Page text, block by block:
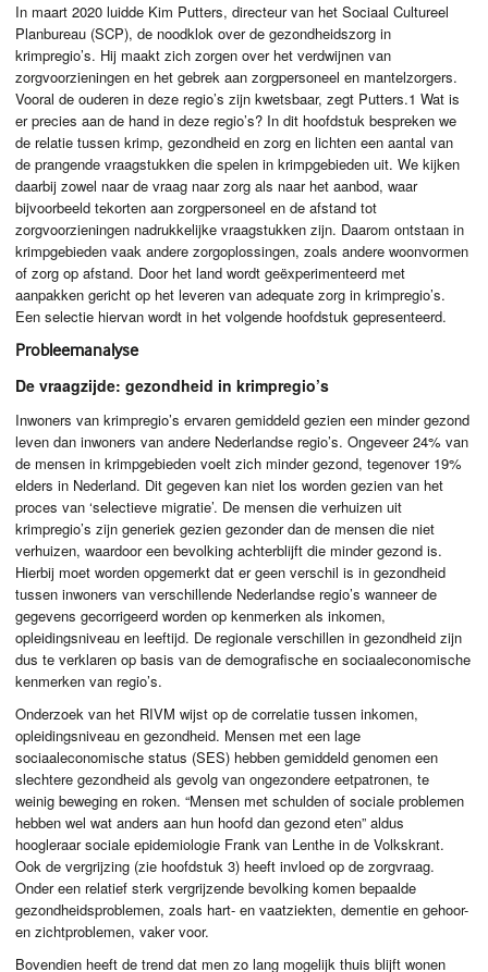
In maart 2020 luidde Kim Putters, directeur van het Sociaal Cultureel
Planbureau (SCP), de noodklok over de gezondheidszorg in
krimpregio’s. Hij maakt zich zorgen over het verdwijnen van
zorgvoorzieningen en het gebrek aan zorgpersoneel en mantelzorgers.
Vooral de ouderen in deze regio’s zijn kwetsbaar, zegt Putters.1 Wat is
er precies aan de hand in deze regio’s? In dit hoofdstuk bespreken we
de relatie tussen krimp, gezondheid en zorg en lichten een aantal van
de prangende vraagstukken die spelen in krimpgebieden uit. We kijken
daarbij zowel naar de vraag naar zorg als naar het aanbod, waar
bijvoorbeeld tekorten aan zorgpersoneel en de afstand tot
zorgvoorzieningen nadrukkelijke vraagstukken zijn. Daarom ontstaan in
krimpgebieden vaak andere zorgoplossingen, zoals andere woonvormen
of zorg op afstand. Door het land wordt geëxperimenteerd met
aanpakken gericht op het leveren van adequate zorg in krimpregio’s.
Een selectie hiervan wordt in het volgende hoofdstuk gepresenteerd.
Probleemanalyse
De vraagzijde: gezondheid in krimpregio’s
Inwoners van krimpregio’s ervaren gemiddeld gezien een minder gezond
leven dan inwoners van andere Nederlandse regio’s. Ongeveer 24% van
de mensen in krimpgebieden voelt zich minder gezond, tegenover 19%
elders in Nederland. Dit gegeven kan niet los worden gezien van het
proces van ‘selectieve migratie’. De mensen die verhuizen uit
krimpregio’s zijn generiek gezien gezonder dan de mensen die niet
verhuizen, waardoor een bevolking achterblijft die minder gezond is.
Hierbij moet worden opgemerkt dat er geen verschil is in gezondheid
tussen inwoners van verschillende Nederlandse regio’s wanneer de
gegevens gecorrigeerd worden op kenmerken als inkomen,
opleidingsniveau en leeftijd. De regionale verschillen in gezondheid zijn
dus te verklaren op basis van de demografische en sociaaleconomische
kenmerken van regio’s.
Onderzoek van het RIVM wijst op de correlatie tussen inkomen,
opleidingsniveau en gezondheid. Mensen met een lage
sociaaleconomische status (SES) hebben gemiddeld genomen een
slechtere gezondheid als gevolg van ongezondere eetpatronen, te
weinig beweging en roken. “Mensen met schulden of sociale problemen
hebben wel wat anders aan hun hoofd dan gezond eten” aldus
hoogleraar sociale epidemiologie Frank van Lenthe in de Volkskrant.
Ook de vergrijzing (zie hoofdstuk 3) heeft invloed op de zorgvraag.
Onder een relatief sterk vergrijzende bevolking komen bepaalde
gezondheidsproblemen, zoals hart- en vaatziekten, dementie en gehoor-
en zichtproblemen, vaker voor.
Bovendien heeft de trend dat men zo lang mogelijk thuis blijft wonen